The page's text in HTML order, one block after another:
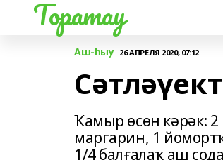
Торатау
Аш-һыу 26 АПРЕЛЯ 2020, 07:12
Ҡамыр өсөн кәрәк: 2
маргарин, 1
1/4 балғалаҡ аш